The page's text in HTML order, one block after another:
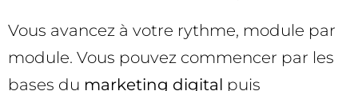
Vous avancez à votre rythme, module par
module. Vous pouvez commencer par les
bases du marketing digital puis